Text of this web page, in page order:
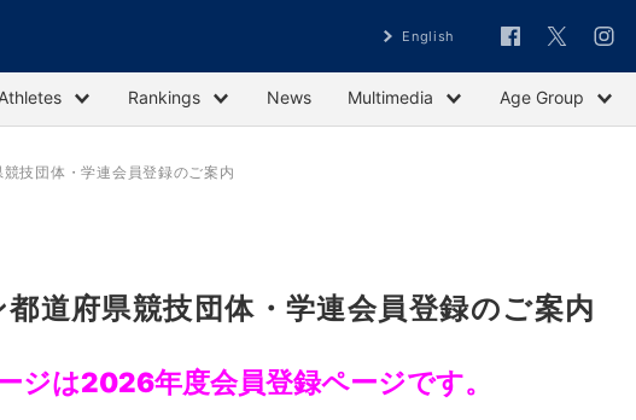
English
Athletes Rankings News Multimedia Age Group
競技団体・学連会員登録のご案内
都道府県競技団体・学連会員登録のご案内
ジは2026年度会員登録ページです。